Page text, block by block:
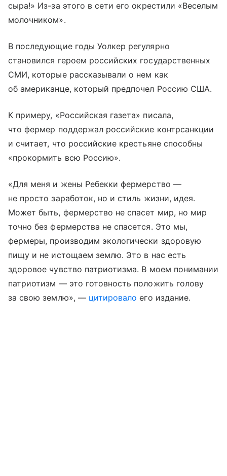
сыра!» Из-за этого в сети его окрестили «Веселым
молочником».
В последующие годы Уолкер регулярно
становился героем российских государственных
СМИ, которые рассказывали о нем как
об американце, который предпочел Россию США.
К примеру, «Российская газета» писала,
что фермер поддержал российские контрсанкции
и считает, что российские крестьяне способны
«прокормить всю Россию».
«Для меня и жены Ребекки фермерство —
не просто заработок, но и стиль жизни, идея.
Может быть, фермерство не спасет мир, но мир
точно без фермерства не спасется. Это мы,
фермеры, производим экологически здоровую
пищу и не истощаем землю. Это в нас есть
здоровое чувство патриотизма. В моем понимании
патриотизм — это готовность положить голову
за свою землю», — цитировало его издание.